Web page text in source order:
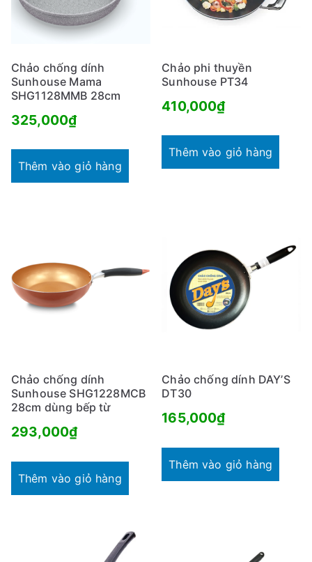
Chảo chống dính
Sunhouse Mama
SHG1128MMB 28cm
325,000₫
Thêm vào giỏ hàng
Chảo phi thuyền
Sunhouse PT34
410,000₫
Thêm vào giỏ hàng
Chảo chống dính
Sunhouse SHG1228MCB
28cm dùng bếp từ
293,000₫
Thêm vào giỏ hàng
Chảo chống dính DAY’S
DT30
165,000₫
Thêm vào giỏ hàng